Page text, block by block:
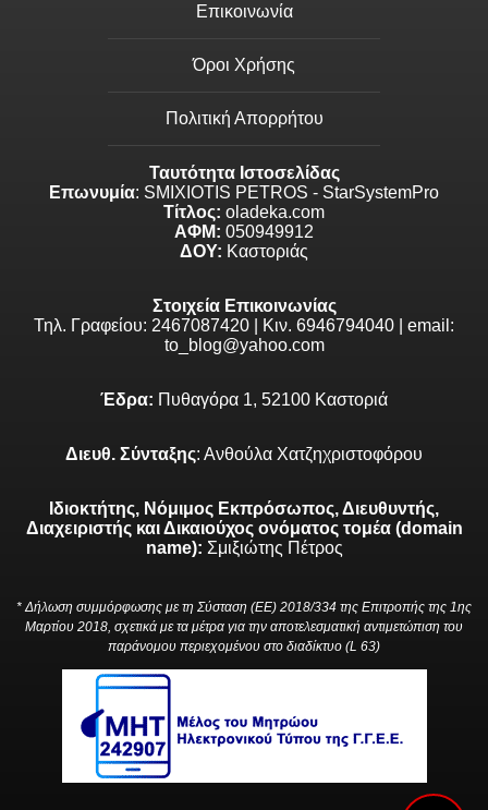
Επικοινωνία
Όροι Χρήσης
Πολιτική Απορρήτου
Ταυτότητα Ιστοσελίδας
Επωνυμία: SMIXIOTIS PETROS - StarSystemPro
Τίτλος: oladeka.com
ΑΦΜ: 050949912
ΔΟΥ: Καστοριάς
Στοιχεία Επικοινωνίας
Τηλ. Γραφείου: 2467087420 | Κιν. 6946794040 | email:
to_blog@yahoo.com
Έδρα: Πυθαγόρα 1, 52100 Καστοριά
Διευθ. Σύνταξης: Ανθούλα Χατζηχριστοφόρου
Ιδιοκτήτης, Νόμιμος Εκπρόσωπος, Διευθυντής,
Διαχειριστής και Δικαιούχος ονόματος τομέα (domain
name): Σμιξιώτης Πέτρος
* Δήλωση συμμόρφωσης με τη Σύσταση (ΕΕ) 2018/334 της Επιτροπής της 1ης
Μαρτίου 2018, σχετικά με τα μέτρα για την αποτελεσματική αντιμετώπιση του
παράνομου περιεχομένου στο διαδίκτυο (L 63)